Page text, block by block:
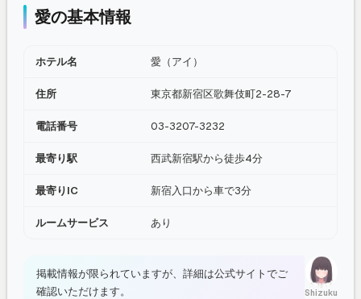
愛の基本情報
ホテル名 愛（アイ）
住所 東京都新宿区歌舞伎町2-28-7
電話番号 03-3207-3232
最寄り駅 西武新宿駅から徒歩4分
最寄りIC 新宿入口から車で3分
ルームサービス あり
Shizuku
掲載情報が限られていますが、詳細は公式サイトでご
確認いただけます。